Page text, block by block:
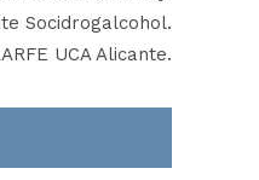
Socidrogalcohol.
UCA Alicante.